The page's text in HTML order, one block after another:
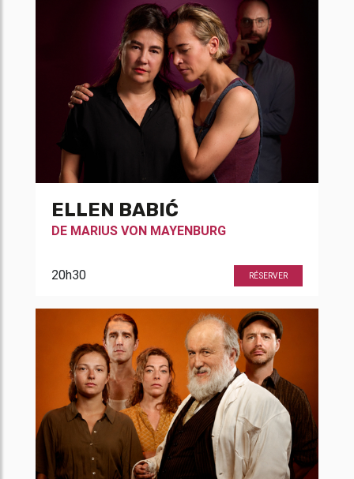
ELLEN BABIĆ
DE MARIUS VON MAYENBURG
20h30 RÉSERVER